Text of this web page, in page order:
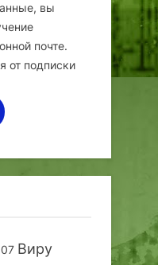
вы
почте.
от подписки
Виру